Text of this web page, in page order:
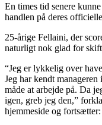
En times tid senere
handlen på deres
25-årige Fellaini, der
naturligt nok glad for
“Jeg er lykkelig over
Jeg har kendt
måde at arbejde på. Da
igen, greb jeg den,”
hjemmeside og fortsætter: